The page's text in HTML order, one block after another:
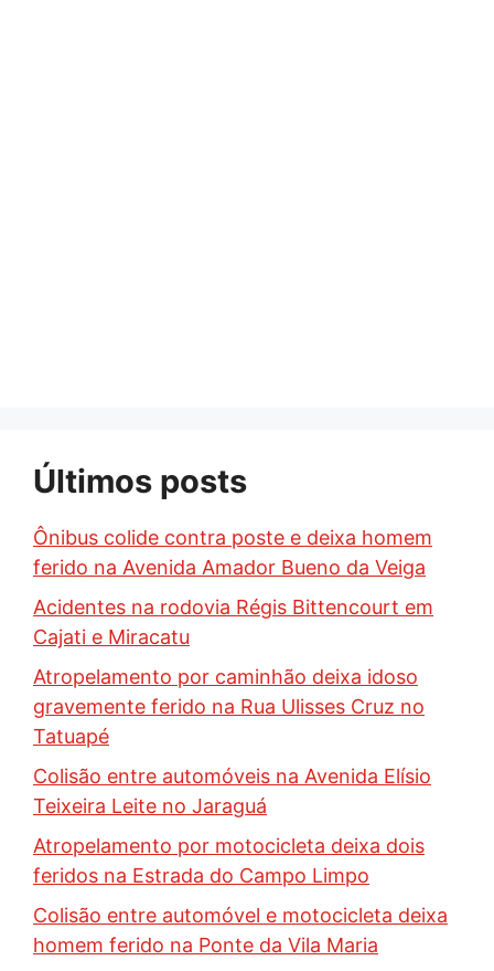
Últimos posts
Ônibus colide contra poste e deixa homem
ferido na Avenida Amador Bueno da Veiga
Acidentes na rodovia Régis Bittencourt em
Cajati e Miracatu
Atropelamento por caminhão deixa idoso
gravemente ferido na Rua Ulisses Cruz no
Tatuapé
Colisão entre automóveis na Avenida Elísio
Teixeira Leite no Jaraguá
Atropelamento por motocicleta deixa dois
feridos na Estrada do Campo Limpo
Colisão entre automóvel e motocicleta deixa
homem ferido na Ponte da Vila Maria